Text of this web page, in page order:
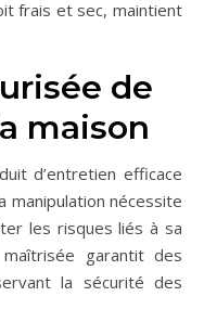
frais et sec, maintient
de
maison
d’entretien efficace
manipulation nécessite
les risques liés à sa
garantit des
la sécurité des